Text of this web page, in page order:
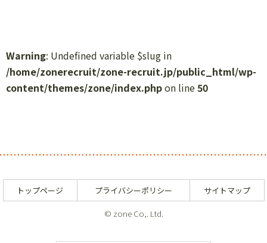
Warning: Undefined variable $slug in
/home/zonerecruit/zone-recruit.jp/public_html/wp-
content/themes/zone/index.phpon line50
トップページ プライバシーポリシー サイトマップ
© zone Co,. Ltd.